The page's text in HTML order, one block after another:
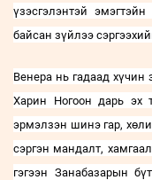
үзэсгэлэнтэй
байсан зүйлээ
Венера нь гадаад хүчин
Харин Ногоон дарь эх
эрмэлзэн шинэ гар,
сэргэн мандалт,
гэгээн Занабазарын